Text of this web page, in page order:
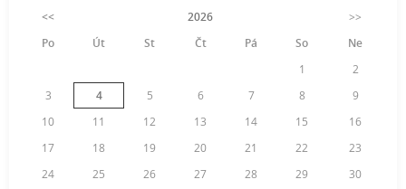
<<
2026
>>
Po
Út St Čt Pá So
Ne
1
2
3
4 5 6 7 8
9
10
11 12 13 14 15
16
17
18 19 20 21 22
23
24
25 26 27 28 29
30